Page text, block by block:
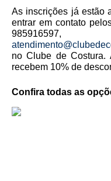
As inscrições já estão
entrar em contato
no Clube de Costura.
recebem 10% de
Confira todas as